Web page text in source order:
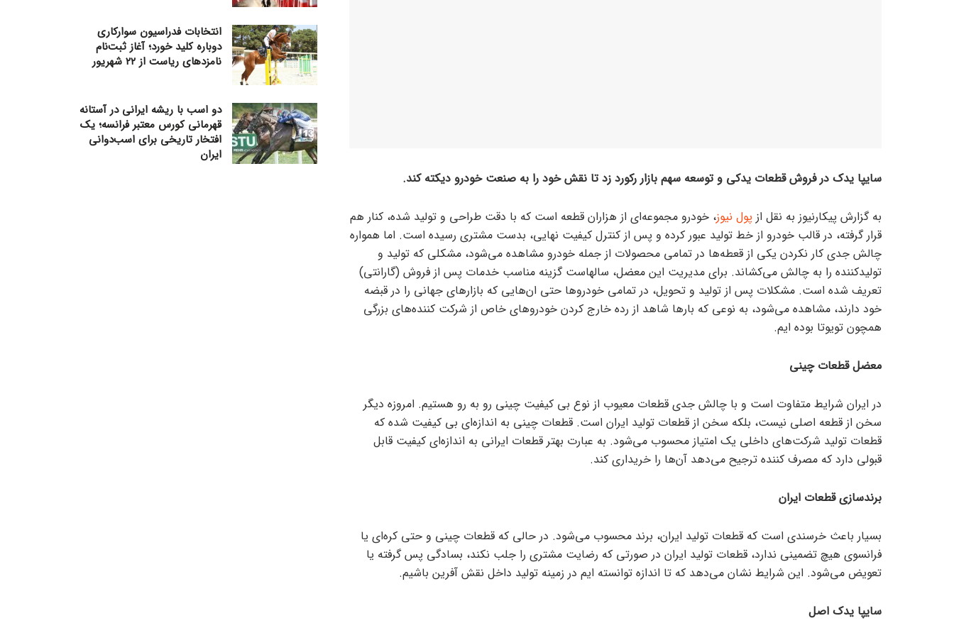
سایپا یدک در فروش قطعات یدکی و توسعه سهم بازار رکورد زد تا نقش خود را به صنعت خودرو دیکته کند.
به گزارش پیکارنیوز به نقل از پول نیوز، خودرو مجموعه‌ای از هزاران قطعه است که با دقت طراحی و تولید شده، کنار هم
قرار گرفته، در قالب خودرو از خط تولید عبور کرده و پس از کنترل کیفیت نهایی، بدست مشتری رسیده است. اما همواره
چالش جدی کار نکردن یکی از قعطه‌ها در تمامی محصولات از جمله خودرو مشاهده می‌شود، مشکلی که تولید و
تولیدکننده را به چالش می‌کشاند. برای مدیریت این معضل، سالهاست گزینه مناسب خدمات پس از فروش (گارانتی)
تعریف شده است. مشکلات پس از تولید و تحویل، در تمامی خودرو‌ها حتی ان‌هایی که بازار‌های جهانی را در قبضه
خود دارند، مشاهده می‌شود، به نوعی که بار‌ها شاهد از رده خارج کردن خودرو‌های خاص از شرکت کننده‌های بزرگی
همچون تویوتا بوده ایم.
معضل قطعات چینی
در ایران شرایط متفاوت است و با چالش جدی قطعات معیوب از نوع بی کیفیت چینی رو به رو هستیم. امروزه دیگر
سخن از قطعه اصلی نیست، بلکه سخن از قطعات تولید ایران است. قطعات چینی به اندازه‌ای بی کیفیت شده که
قطعات تولید شرکت‌های داخلی یک امتیاز محسوب می‌شود. به عبارت بهتر قطعات ایرانی به اندازه‌ای کیفیت قابل
قبولی دارد که مصرف کننده ترجیح می‌دهد آن‌ها را خریداری کند.
برندسازی قطعات ایران
بسیار باعث خرسندی است که قطعات تولید ایران، برند محسوب می‌شود. در حالی که قطعات چینی و حتی کره‌ای یا
فرانسوی هیچ تضمینی ندارد، قطعات تولید ایران در صورتی که رضایت مشتری را جلب نکند، بسادگی پس گرفته یا
تعویض می‌شود. این شرایط نشان می‌دهد که تا اندازه توانسته ایم در زمینه تولید داخل نقش آفرین باشیم.
سایپا یدک اصل
انتخابات فدراسیون سوارکاری
دوباره کلید خورد؛ آغاز ثبت‌نام
نامزدهای ریاست از ۲۲ شهریور
دو اسب با ریشه ایرانی در آستانه
قهرمانی کورس معتبر فرانسه؛ یک
افتخار تاریخی برای اسب‌دوانی
ایران